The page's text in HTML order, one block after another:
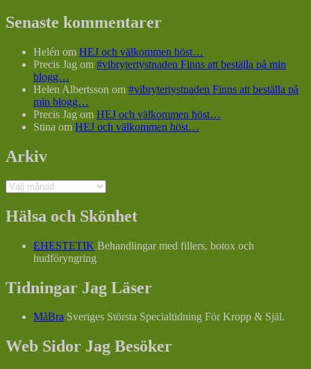
Senaste kommentarer
Helén om HEJ och välkommen höst…
Precis Jag om #vibrytertystnaden Finns att beställa på min
blogg…
Helen Albertsson om #vibrytertystnaden Finns att beställa på
min blogg…
Precis Jag om HEJ och välkommen höst…
Stina om HEJ och välkommen höst…
Arkiv
Arkiv
Hälsa och Skönhet
EHESTETIK Behandlingar med fillers, botox och
hudföryngring
Tidningar Jag Läser
MåBra Sveriges Största Specialtidning För Kropp & Själ.
Web Sidor Jag Besöker